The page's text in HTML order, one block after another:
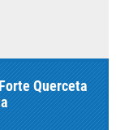
Querceta